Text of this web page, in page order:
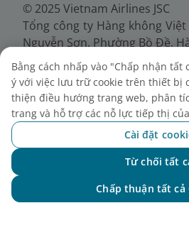
© 2025 Vietnam Airlines JSC
Tổng công ty Hàng không Việt
Nguyễn Sơn, Phường Bồ Đề,
Điện thoại: (+84-24)
38722375
Giấy chứng nhận đăng ký
doanh nghiệp 0100107518,
30/6/2010, đăng ký thay
24/7/2025, cấp bởi Sở Tài
Bằng cách nhấp vào "Chấp nhận tất
ý với việc lưu trữ cookie trên thiết bị
thiện điều hướng trang web, phân
trang và hỗ trợ các nỗ lực tiếp thị
Cài đặt
Từ chối tất
Chấp thuận tất cả